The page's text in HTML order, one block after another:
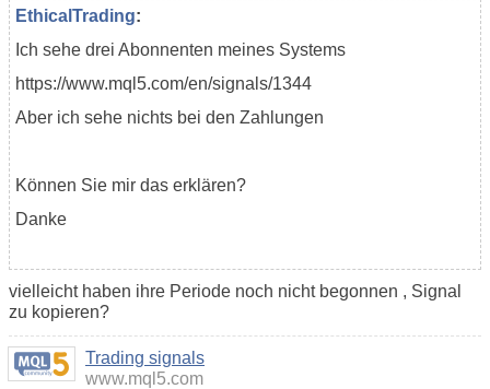
EthicalTrading:
Ich sehe drei Abonnenten meines Systems
https://www.mql5.com/en/signals/1344
Aber ich sehe nichts bei den Zahlungen
Können Sie mir das erklären?
Danke
vielleicht haben ihre Periode noch nicht begonnen , Signal
zu kopieren?
Trading signals
www.mql5.com